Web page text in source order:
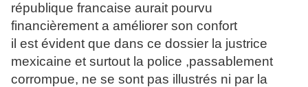
république francaise aurait pourvu
financièrement a améliorer son confort
il est évident que dans ce dossier la justrice
mexicaine et surtout la police ,passablement
corrompue, ne se sont pas illustrés ni par la